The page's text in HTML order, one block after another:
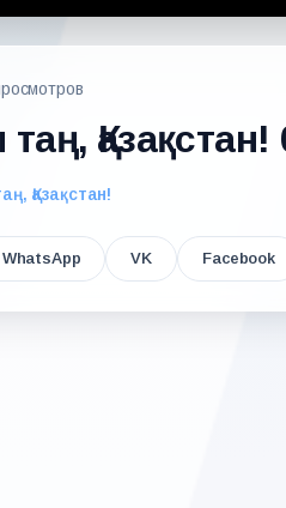
Қазақстан!
WhatsApp VK Facebook